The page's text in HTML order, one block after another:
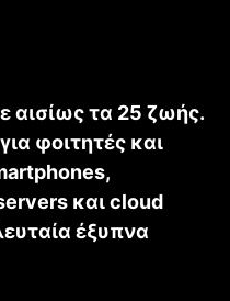
αισίως τα 25 ζωής.
φοιτητές και
και cloud
έξυπνα